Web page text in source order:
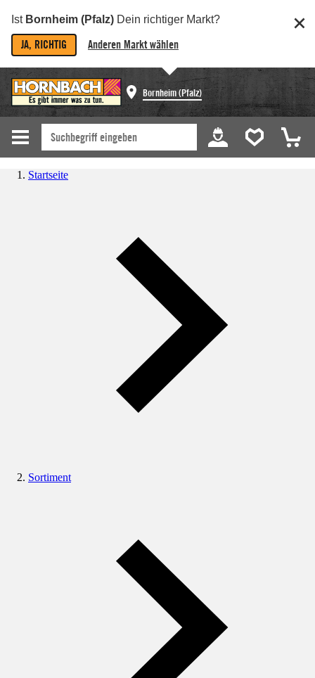
Ist Bornheim (Pfalz) Dein richtiger Markt?
JA, RICHTIG Anderen Markt wählen
Bornheim (Pfalz)
Startseite
Sortiment